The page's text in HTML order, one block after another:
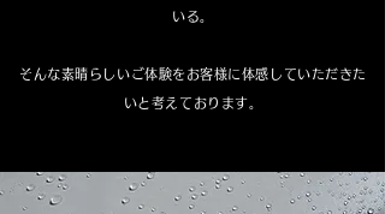
いる。
そんな素晴らしいご体験をお客様に体感していただきた
いと考えております。